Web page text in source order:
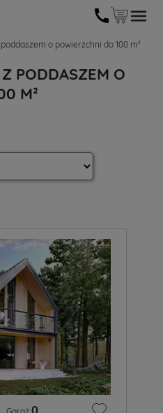
o powierzchni do 100 m²
PODDASZEM O
M²
0